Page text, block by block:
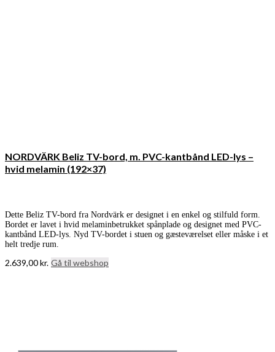
NORDVÄRK Beliz TV-bord, m. PVC-kantbånd LED-lys –
hvid melamin (192×37)
Dette Beliz TV-bord fra Nordvärk er designet i en enkel og stilfuld form.
Bordet er lavet i hvid melaminbetrukket spånplade og designet med PVC-
kantbånd LED-lys. Nyd TV-bordet i stuen og gæsteværelset eller måske i et
helt tredje rum.
2.639,00kr. Gå til webshop